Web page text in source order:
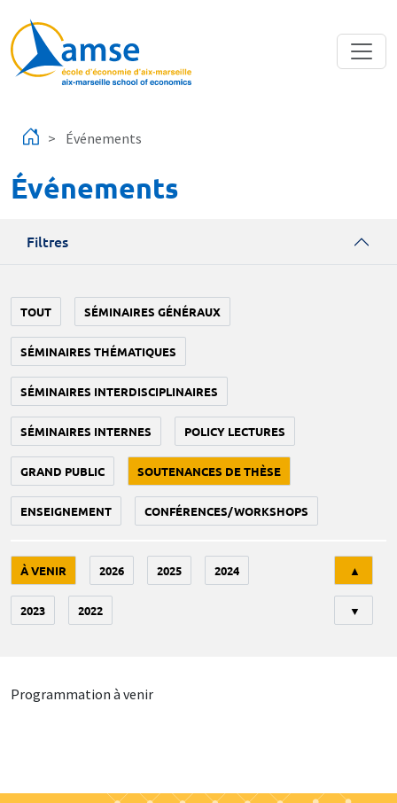
Événements
Événements
Filtres
TOUT SÉMINAIRES GÉNÉRAUX
SÉMINAIRES THÉMATIQUES
SÉMINAIRES INTERDISCIPLINAIRES
SÉMINAIRES INTERNES POLICY LECTURES
GRAND PUBLIC SOUTENANCES DE THÈSE
ENSEIGNEMENT CONFÉRENCES/WORKSHOPS
À VENIR 2026 2025 2024
2023 2022
▲
▼
Programmation à venir